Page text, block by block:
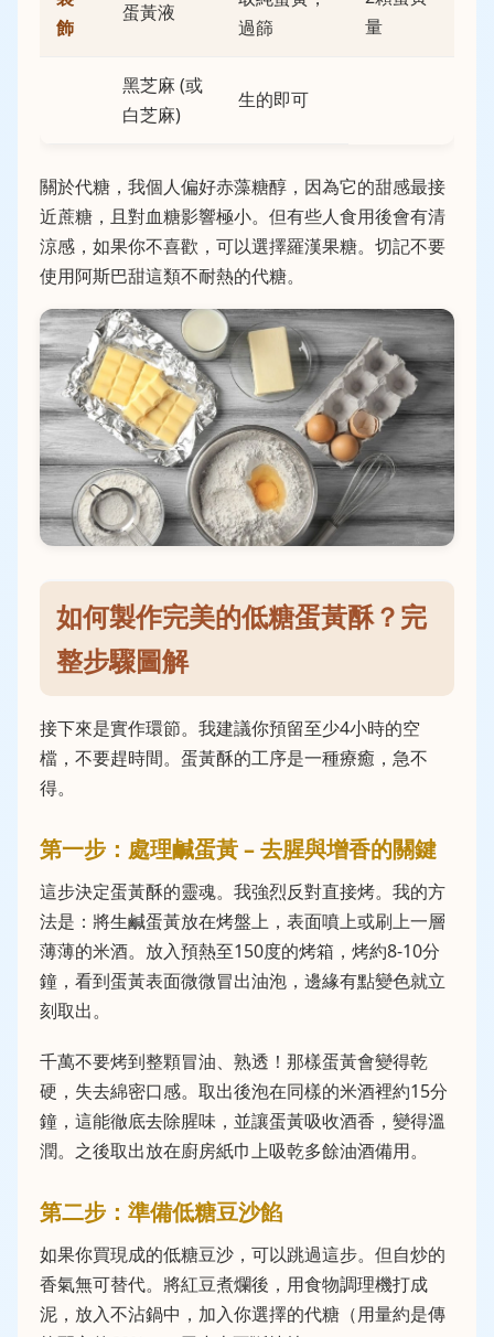
飾
蛋黃液
過篩
量
黑芝麻 (或
白芝麻)
生的即可
關於代糖，我個人偏好赤藻糖醇，因為它的甜感最接
近蔗糖，且對血糖影響極小。但有些人食用後會有清
涼感，如果你不喜歡，可以選擇羅漢果糖。切記不要
使用阿斯巴甜這類不耐熱的代糖。
如何製作完美的低糖蛋黃酥？完
整步驟圖解
接下來是實作環節。我建議你預留至少4小時的空
檔，不要趕時間。蛋黃酥的工序是一種療癒，急不
得。
第一步：處理鹹蛋黃 – 去腥與增香的關鍵
這步決定蛋黃酥的靈魂。我強烈反對直接烤。我的方
法是：將生鹹蛋黃放在烤盤上，表面噴上或刷上一層
薄薄的米酒。放入預熱至150度的烤箱，烤約8-10分
鐘，看到蛋黃表面微微冒出油泡，邊緣有點變色就立
刻取出。
千萬不要烤到整顆冒油、熟透！那樣蛋黃會變得乾
硬，失去綿密口感。取出後泡在同樣的米酒裡約15分
鐘，這能徹底去除腥味，並讓蛋黃吸收酒香，變得溫
潤。之後取出放在廚房紙巾上吸乾多餘油酒備用。
第二步：準備低糖豆沙餡
如果你買現成的低糖豆沙，可以跳過這步。但自炒的
香氣無可替代。將紅豆煮爛後，用食物調理機打成
泥，放入不沾鍋中，加入你選擇的代糖（用量約是傳